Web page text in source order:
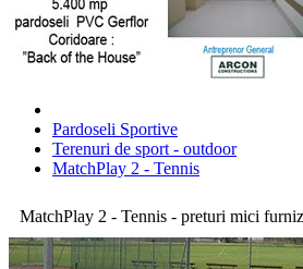
Pardoseli Sportive
Terenuri de sport - outdoor
MatchPlay 2 - Tennis
MatchPlay 2 - Tennis - preturi mici